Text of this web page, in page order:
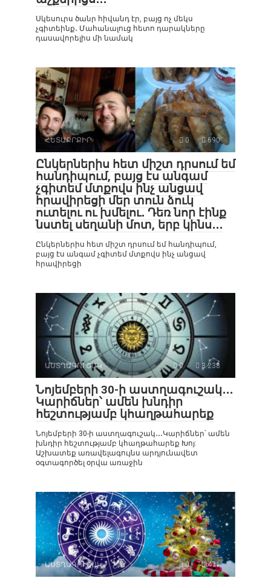
Սկեսուրս ծանր հիվանդ էր, բայց ոչ մեկս
չգիտեինք․ Մահանալուց հետո դարակները
դասավորելիս մի նամակ
ՀԵՏԱՔՐՔԻՐ 0 690
Ընկերներիս հետ միշտ դրսում եմ
հանդիպում, բայց էս անգամ
չգիտեմ մտքովս ինչ անցավ
հրավիրեցի մեր տուն ձուկ
ուտելու ու խմելու․ Դեռ նոր էինք
նստել սեղանի մոտ, երբ կինս․․․
Ընկերներիս հետ միշտ դրսում եմ հանդիպում,
բայց էս անգամ չգիտեմ մտքովս ինչ անցավ
հրավիրեցի
ԱՍՏՂԱԳՈՒՇԱԿ 0 3 238
Նոյեմբերի 30-ի աստղագուշակ․․․
Կարիճներ՝ ամեն խնդիր
հեշտությամբ կհաղթահարեք
Նոյեմբերի 30-ի աստղագուշակ․․․Կարիճներ՝ ամեն
խնդիր հեշտությամբ կհաղթահարեք Խոյ:
Աշխատեք առավելագույնս արդյունավետ
օգտագործել օրվա առաջին
ԱՍՏՂԱԳՈՒՇԱԿ 0 471